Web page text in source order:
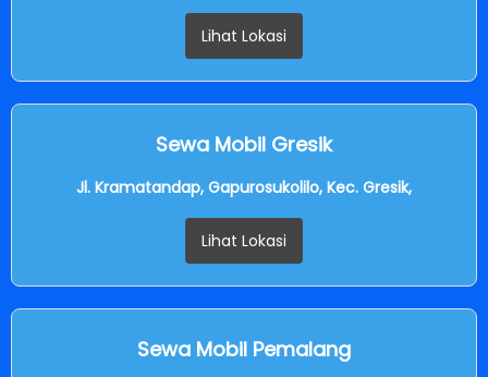
Lihat Lokasi
Sewa Mobil Gresik
Jl. Kramatandap, Gapurosukolilo, Kec. Gresik,
Lihat Lokasi
Sewa Mobil Pemalang